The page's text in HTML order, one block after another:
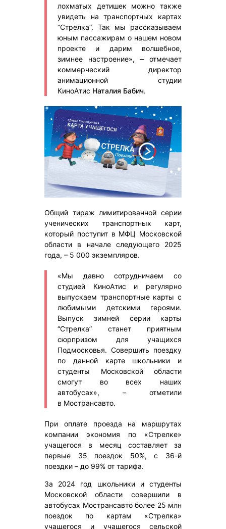
лохматых детишек можно также
увидеть на транспортных картах
“Стрелка”. Так мы рассказываем
юным пассажирам о нашем новом
проекте и дарим волшебное,
зимнее настроение», – отмечает
коммерческий директор
анимационной студии
КиноАтис Наталия Бабич.
Общий тираж лимитированной серии
ученических транспортных карт,
который поступит в МФЦ Московской
области в начале следующего 2025
года, – 5 000 экземпляров.
«Мы давно сотрудничаем со
студией КиноАтис и регулярно
выпускаем транспортные карты с
любимыми детскими героями.
Выпуск зимней серии карты
“Стрелка” станет приятным
сюрпризом для учащихся
Подмосковья. Совершить поездку
по данной карте школьники и
студенты Московской области
смогут во всех наших
автобусах», – отметили
в Мострансавто.
При оплате проезда на маршрутах
компании экономия по «Стрелке»
учащегося в месяц составляет за
первые 35 поездок 50%, с 36-й
поездки – до 99% от тарифа.
За 2024 год школьники и студенты
Московской области совершили в
автобусах Мострансавто более 25 млн
поездок по картам «Стрелка»
учащегося и учащегося сельской